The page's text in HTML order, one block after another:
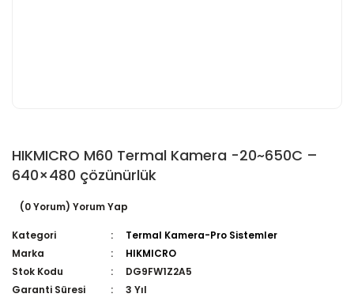
HIKMICRO M60 Termal Kamera -20~650C –
640×480 çözünürlük
(0 Yorum) Yorum Yap
Kategori
Termal Kamera-Pro Sistemler
Marka
HIKMICRO
Stok Kodu
DG9FW1Z2A5
Garanti Süresi
3 Yıl